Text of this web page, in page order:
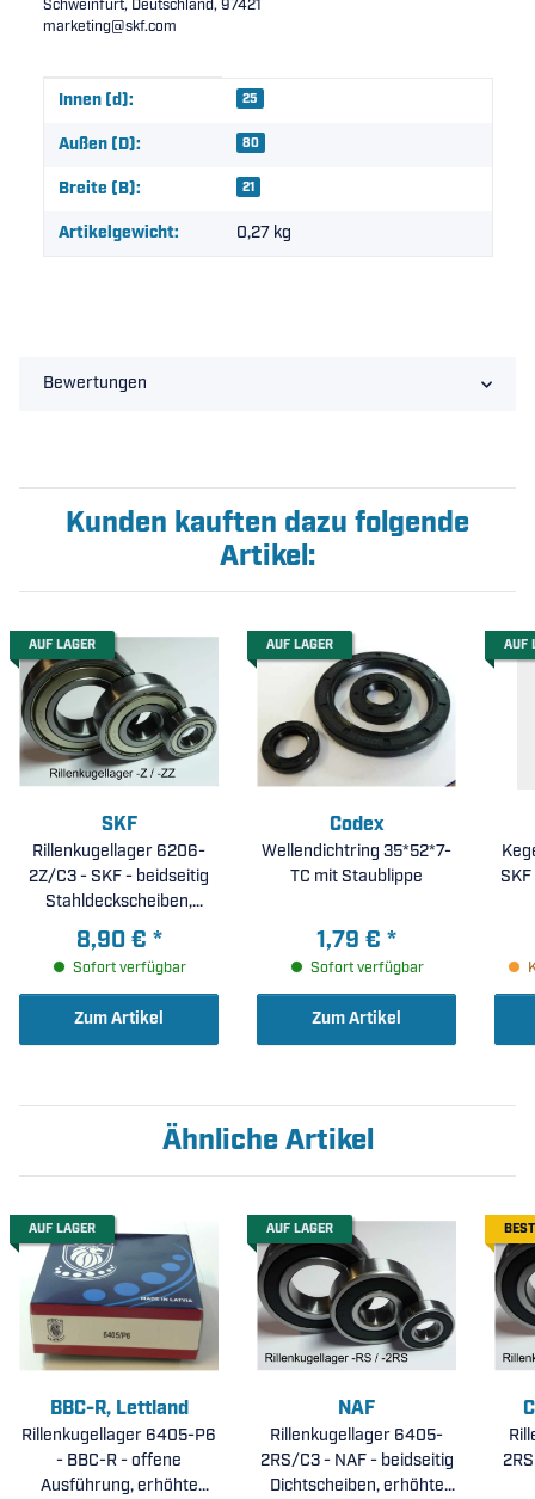
Schweinfurt, Deutschland, 97421
marketing@skf.com
Produkteigenschaft
Wert
Innen (d): 25
Außen (D): 80
Breite (B): 21
Artikelgewicht: 0,27 kg
Bewertungen
Kunden kauften dazu folgende
Artikel:
AUF LAGER
SKF
Rillenkugellager 6206-
2Z/C3 - SKF - beidseitig
Stahldeckscheiben,
erhöhte radiale Lagerluft
C3 ( 30x62x16mm )
8,90 € *
Sofort verfügbar
Zum Artikel
AUF LAGER
Codex
Wellendichtring 35*52*7-
TC mit Staublippe
1,79 € *
Sofort verfügbar
Zum Artikel
AUF
Ähnliche Artikel
AUF LAGER
BBC-R, Lettland
Rillenkugellager 6405-P6
- BBC-R - offene
Ausführung, erhöhte
AUF LAGER
NAF
Rillenkugellager 6405-
2RS/C3 - NAF - beidseitig
Dichtscheiben, erhöhte